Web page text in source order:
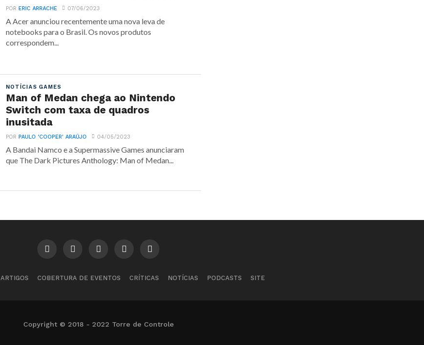
PORERIC ARRACHE 07/06/2023
A Acer anunciou recentemente uma nova leva de
notebooks para o Brasil. Os novos produtos
correspondem...
NOTÍCIAS GAMES
Man of Medan chega ao Nintendo
Switch com taxa de quadros
inusitada
PORPAULO 'COOPER' ARAÚJO 04/05/2023
A Bandai Namco e a Supermassive Games anunciaram
que The Dark Pictures Anthology: Man of Medan...
ARTIGOS COBERTURA DE EVENTOS CRÍTICAS NOTÍCIAS PODCASTS SITE
Copyright © 2018 - 2022 Torre de Controle